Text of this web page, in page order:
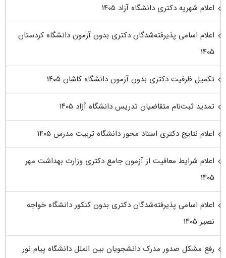
اعلام شهریه دکتری دانشگاه آزاد ۱۴۰۵
اعلام اسامی پذیرفته‌شدگان دکتری بدون آزمون دانشگاه کردستان
۱۴۰۵
تکمیل ظرفیت دکتری بدون آزمون دانشگاه کاشان ۱۴۰۵
تمدید ثبت‌نام متقاضیان تدریس دانشگاه آزاد ۱۴۰۵
اعلام نتایج دکتری استاد محور دانشگاه تربیت مدرس ۱۴۰۵
اعلام شرایط معافیت از آزمون جامع دکتری وزارت بهداشت مهر
۱۴۰۵
اعلام اسامی پذیرفته‌شدگان دکتری بدون کنکور دانشگاه خواجه
نصیر ۱۴۰۵
رفع مشکل صدور مدرک دانشجویان بین الملل دانشگاه پیام نور